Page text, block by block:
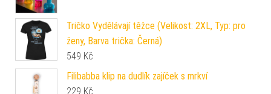
Tričko Vydělávají těžce (Velikost: 2XL, Typ: pro
ženy, Barva trička: Černá)
549 Kč
Filibabba klip na dudlík zajíček s mrkví
229 Kč